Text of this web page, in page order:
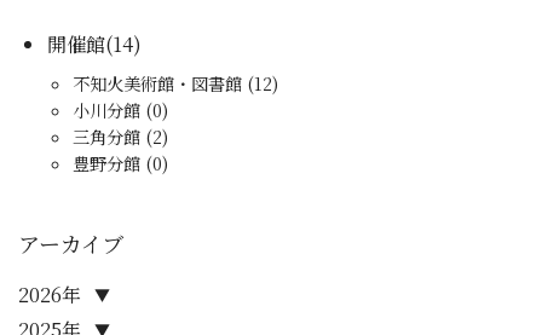
開催館(14)
不知火美術館・図書館 (12)
小川分館 (0)
三角分館 (2)
豊野分館 (0)
アーカイブ
▼
2026年 ▼